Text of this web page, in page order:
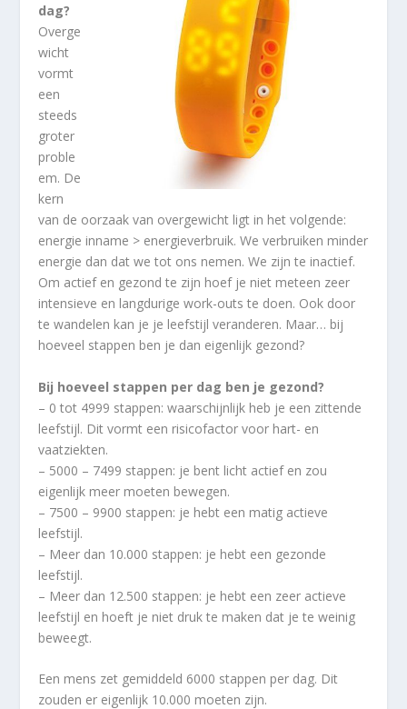
dag?
Overge
wicht
vormt
een
steeds
groter
proble
em. De
kern
van de oorzaak van overgewicht ligt in het volgende:
energie inname > energieverbruik. We verbruiken minder
energie dan dat we tot ons nemen. We zijn te inactief.
Om actief en gezond te zijn hoef je niet meteen zeer
intensieve en langdurige work-outs te doen. Ook door
te wandelen kan je je leefstijl veranderen. Maar… bij
hoeveel stappen ben je dan eigenlijk gezond?
Bij hoeveel stappen per dag ben je gezond?
– 0 tot 4999 stappen: waarschijnlijk heb je een zittende
leefstijl. Dit vormt een risicofactor voor hart- en
vaatziekten.
– 5000 – 7499 stappen: je bent licht actief en zou
eigenlijk meer moeten bewegen.
– 7500 – 9900 stappen: je hebt een matig actieve
leefstijl.
– Meer dan 10.000 stappen: je hebt een gezonde
leefstijl.
– Meer dan 12.500 stappen: je hebt een zeer actieve
leefstijl en hoeft je niet druk te maken dat je te weinig
beweegt.
Een mens zet gemiddeld 6000 stappen per dag. Dit
zouden er eigenlijk 10.000 moeten zijn.